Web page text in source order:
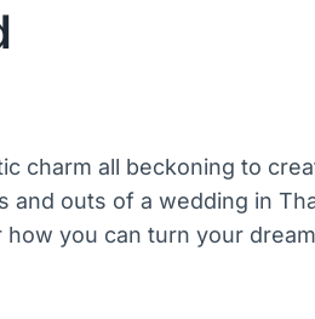
charm all beckoning to
and outs of a wedding in
you can turn your